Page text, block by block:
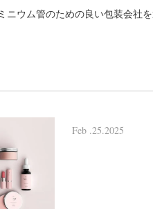
ニウム管のための良い包装会社
Feb .25.2025